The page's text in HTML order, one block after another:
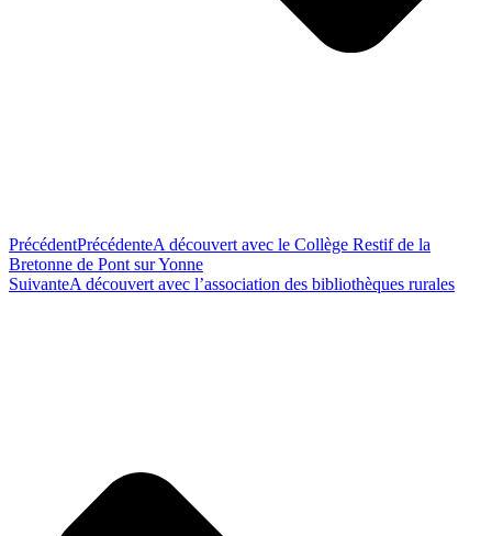
PrécédentPrécédenteA découvert avec le Collège Restif de la
Bretonne de Pont sur Yonne
SuivanteA découvert avec l’association des bibliothèques rurales